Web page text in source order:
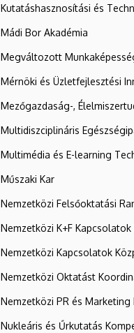
Kutatáshasznosítási és
Mádi Bor Akadémia
Megváltozott
Mérnöki és Üzletfejlesztési
Mezőgazdaság-,
Multidiszciplináris
Multimédia és E-learning
Műszaki Kar
Nemzetközi Felsőoktatási
Nemzetközi K+F
Nemzetközi Kapcsolatok
Nemzetközi Oktatást
Nemzetközi PR és Marketing
Nukleáris és Űrkutatás